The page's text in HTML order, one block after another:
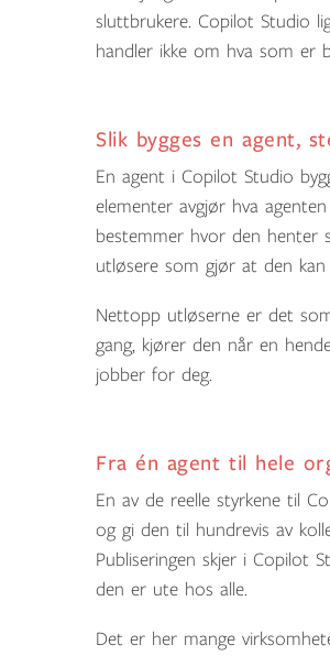
sluttbrukere. Copilot Studio
handler ikke om hva som er
Slik bygges en agent,
En agent i Copilot Studio
elementer avgjør hva
bestemmer hvor den henter
utløsere som gjør at den kan
Nettopp utløserne er det
gang, kjører den når en
jobber for deg.
Fra én agent til hele
En av de reelle styrkene til
og gi den til hundrevis av
Publiseringen skjer i Copilot
den er ute hos alle.
Det er her mange